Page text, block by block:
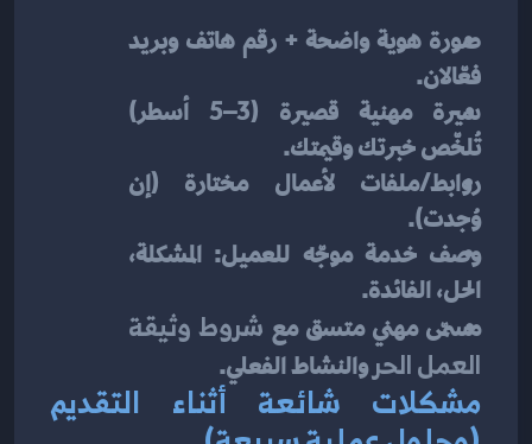
صورة هوية واضحة + رقم هاتف وبريد
فعّالان.
تُلخّص خبرتك وقيمتك.
وُجدت).
الحل، الفائدة.
مسمّى مهني متسق مع
العمل الحر والنشاط الفعلي.